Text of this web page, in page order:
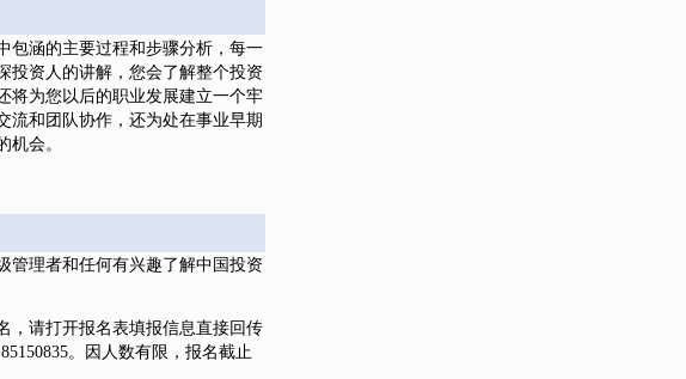
包涵的主要过程和步骤分析，每一
投资人的讲解，您会了解整个投资
将为您以后的职业发展建立一个牢
流和团队协作，还为处在事业早期
机会。
管理者和任何有兴趣了解中国投资
，请打开报名表填报信息直接回传
。因人数有限，报名截止